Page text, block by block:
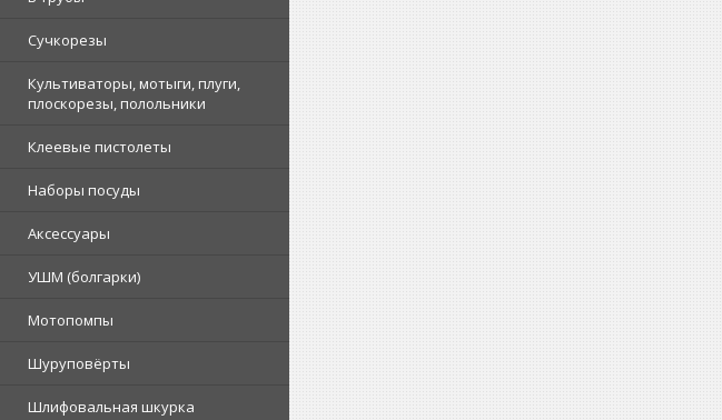
Сучкорезы
Культиваторы, мотыги, плуги,
плоскорезы, полольники
Клеевые пистолеты
Наборы посуды
Аксессуары
УШМ (болгарки)
Мотопомпы
Шуруповёрты
Шлифовальная шкурка